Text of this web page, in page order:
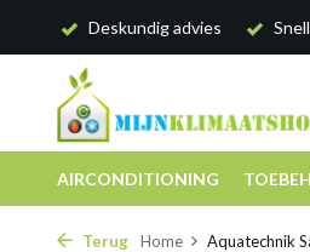
Deskundig advies
AIRCONDITIONING
Terug Home Aquatechnik